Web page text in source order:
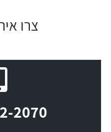
צרו
2070